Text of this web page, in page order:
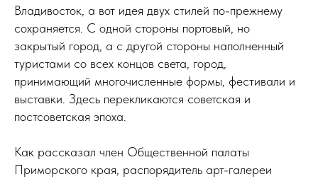
Владивосток, а вот идея двух стилей по-прежнему
сохраняется. С одной стороны портовый, но
закрытый город, а с другой стороны наполненный
туристами со всех концов света, город,
принимающий многочисленные формы, фестивали и
выставки. Здесь перекликаются советская и
постсоветская эпоха.
Как рассказал член Общественной палаты
Приморского края, распорядитель арт-галереи